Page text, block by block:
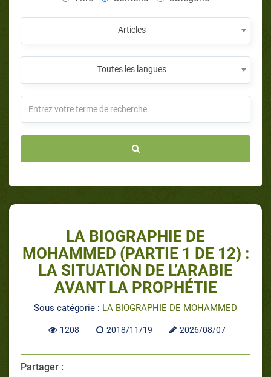
Articles
Toutes les langues
LA BIOGRAPHIE DE
MOHAMMED (PARTIE 1 DE 12) :
LA SITUATION DE L’ARABIE
AVANT LA PROPHÉTIE
Sous catégorie : LA BIOGRAPHIE DE MOHAMMED
1208 2018/11/19 2026/08/07
Partager :